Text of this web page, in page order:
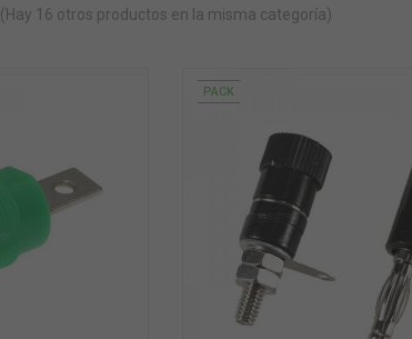
(Hay 16 otros productos en la misma categoría)
PACK